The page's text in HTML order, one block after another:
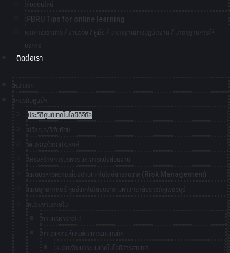
สื่อออนไลน์
PBRU Tips for online learning
เอกสารวิชาการ / งานวิจัย / คู่มือ / มาตรฐานการปฏิบัติงาน / มาตรฐานการให้
บริการ
ติดต่อเรา
หน้าแรก
เกี่ยวกับศูนย์ฯ
ประวัติศูนย์เทคโนโลยีดิจิทัล
ปรัชญา/วิสัยทัศน์
พันธกิจ/วัตถุประสงค์
โครงสร้างการบริหาร และการแบ่งส่วนงาน
แผนบริหารความเสี่ยงด้านเทคโนโลยีสารสนเทศ (Risk Management)
แผนยุทธศาสตร์ ศูนย์เทคโนโลยีดิจิทัล มหาวิทยาลัยราชภัฏเพชรบุรี
หน่วยงานภายใน
งานบริหารทั่วไป
งานวิเคราะห์และพัฒนาระบบดิจิทัล
หน่วยพัฒนาระบบเทคโนโลยีสารสนเทศ